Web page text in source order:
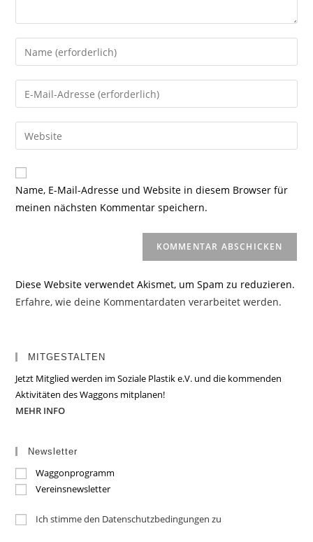
Gib
deinen
Namen
oder
zum
Kommentieren
ein
Gib
deine
E-
Mail-
zum
Kommentieren
ein
Gib
deine
Website-
URL
Name, E-Mail-Adresse und Website in diesem Browser für
meinen nächsten Kommentar speichern.
Diese Website verwendet Akismet, um Spam zu reduzieren.
Erfahre, wie deine Kommentardaten verarbeitet werden.
MITGESTALTEN
Jetzt Mitglied werden im Soziale Plastik e.V. und die kommenden
Aktivitäten des Waggons mitplanen!
MEHR INFO
Newsletter
Waggonprogramm
Vereinsnewsletter
Ich stimme den Datenschutzbedingungen zu